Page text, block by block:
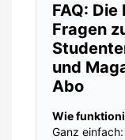
FAQ:
Fragen
und
Abo
Wie
Ganz